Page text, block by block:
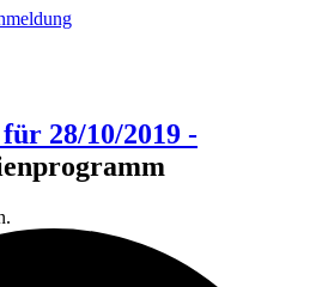
28/10/2019 -